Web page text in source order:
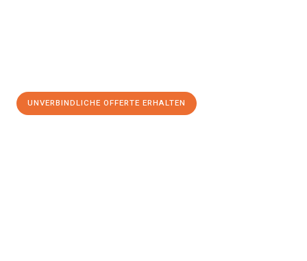
UNVERBINDLICHE OFFERTE ERHALTEN